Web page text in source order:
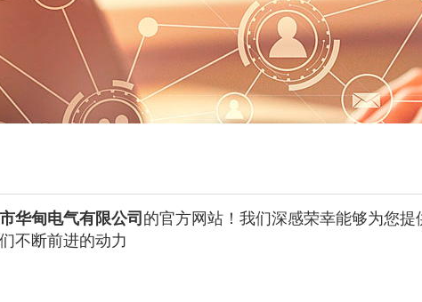
华甸电气有限公司 的官方网站！我们深感荣幸能够为您
不断前进的动力